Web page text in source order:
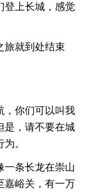
登上长城，感觉
就到处结束
你们可以叫我
是，请不要在城
。
条长龙在崇山
嘉峪关，有一万